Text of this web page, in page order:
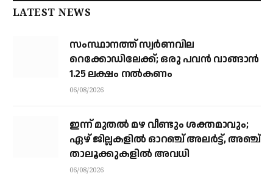
LATEST NEWS
സംസ്ഥാനത്ത് സ്വര്‍ണവില
റെക്കോഡിലേക്ക്; ഒരു പവന്‍ വാങ്ങാന്‍
1.25 ലക്ഷം നല്‍കണം
06/08/2026
ഇന്ന് മുതല്‍ മഴ വീണ്ടും ശക്തമാവും;
ഏഴ് ജില്ലകളില്‍ ഓറഞ്ച് അലര്‍ട്ട്, അഞ്ച്
താലൂക്കുകളില്‍ അവധി
06/08/2026